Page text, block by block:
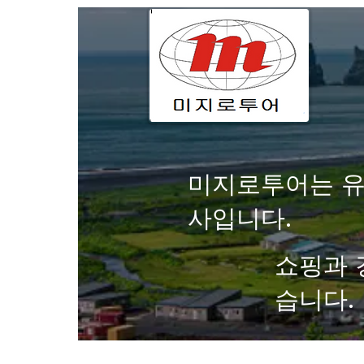
미지로투어는
사입니다.
쇼핑과
습니다.